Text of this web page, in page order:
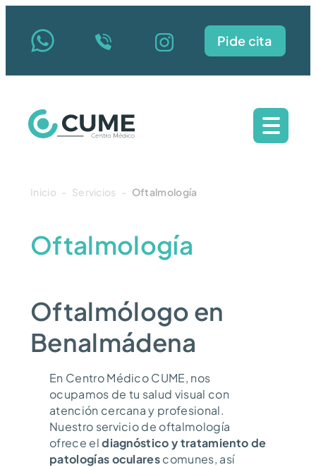
Pide cita
Inicio - Servicios - Oftalmología
Oftalmología
Oftalmólogo en
Benalmádena
En Centro Médico CUME, nos
ocupamos de tu salud visual con
atención cercana y profesional.
Nuestro servicio de oftalmología
ofrece eldiagnóstico y tratamiento de
patologías ocularescomunes, así